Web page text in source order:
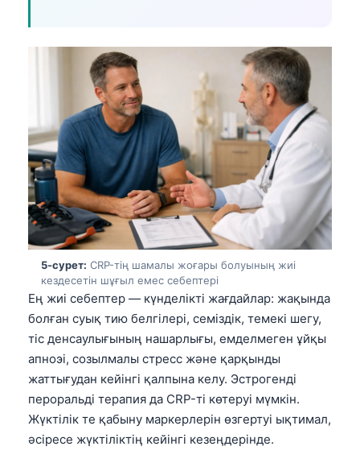
5-сурет: CRP-тің шамалы жоғары болуының жиі
кездесетін шұғыл емес себептері
Ең жиі себептер — күнделікті жағдайлар: жақында
болған суық тию белгілері, семіздік, темекі шегу,
тіс денсаулығының нашарлығы, емделмеген ұйқы
апноэі, созылмалы стресс және қарқынды
жаттығудан кейінгі қалпына келу. Эстрогенді
пероральді терапия да CRP-ті көтеруі мүмкін.
Жүктілік те қабыну маркерлерін өзгертуі ықтимал,
әсіресе жүктіліктің кейінгі кезеңдерінде.
Монгол
ພາສາລາວ
Basa Jawa
Cebuano
ئۇيغۇرچە
Татар теле
Беларуская мова
Esperanto
Frysk
Ślōnskŏ gŏdka
Norsk bokmål